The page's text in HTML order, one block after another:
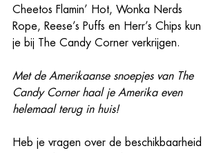
Cheetos Flamin’ Hot, Wonka Nerds
Rope, Reese’s Puffs en Herr’s Chips kun
je bij The Candy Corner verkrijgen.
Met de Amerikaanse snoepjes van The
Candy Corner haal je Amerika even
helemaal terug in huis!
Heb je vragen over de beschikbaarheid